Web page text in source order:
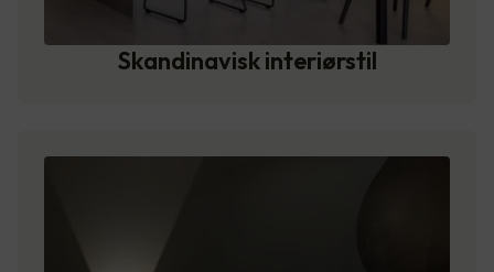
Skandinavisk interiørstil